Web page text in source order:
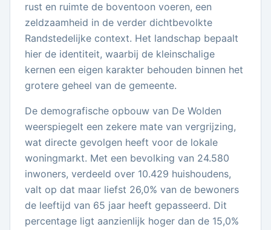
rust en ruimte de boventoon voeren, een
zeldzaamheid in de verder dichtbevolkte
Randstedelijke context. Het landschap bepaalt
hier de identiteit, waarbij de kleinschalige
kernen een eigen karakter behouden binnen het
grotere geheel van de gemeente.
De demografische opbouw van De Wolden
weerspiegelt een zekere mate van vergrijzing,
wat directe gevolgen heeft voor de lokale
woningmarkt. Met een bevolking van 24.580
inwoners, verdeeld over 10.429 huishoudens,
valt op dat maar liefst 26,0% van de bewoners
de leeftijd van 65 jaar heeft gepasseerd. Dit
percentage ligt aanzienlijk hoger dan de 15,0%